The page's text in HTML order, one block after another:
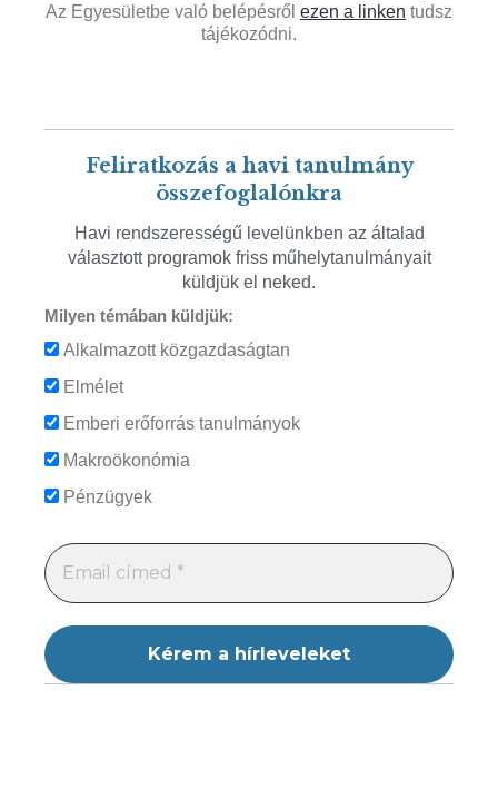
Az Egyesületbe való belépésről ezen a linken tudsz
tájékozódni.
Feliratkozás a havi tanulmány
összefoglalónkra
Havi rendszerességű levelünkben az általad
választott programok friss műhelytanulmányait
küldjük el neked.
Milyen témában küldjük:
Alkalmazott közgazdaságtan
Elmélet
Emberi erőforrás tanulmányok
Makroökonómia
Pénzügyek